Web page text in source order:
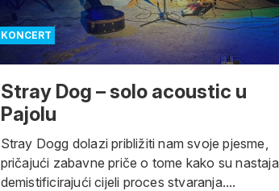
KONCERT
Stray Dog – solo acoustic u
Pajolu
Stray Dogg dolazi približiti nam svoje pjesme,
pričajući zabavne priče o tome kako su
demistificirajući cijeli proces stvaranja....